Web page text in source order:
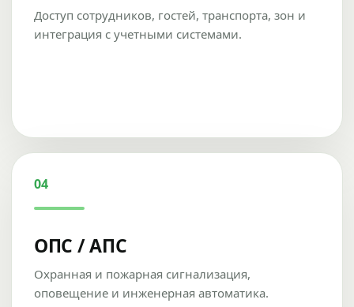
Доступ сотрудников, гостей, транспорта, зон и
интеграция с учетными системами.
04
ОПС / АПС
Охранная и пожарная сигнализация,
оповещение и инженерная автоматика.